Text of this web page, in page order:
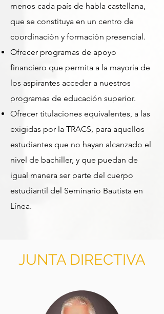
menos cada país de habla castellana,
que se constituya en un centro de
coordinación y formación presencial.
Ofrecer programas de apoyo
financiero que permita a la mayoría de
los aspirantes acceder a nuestros
programas de educación superior.
Ofrecer titulaciones equivalentes, a las
exigidas por la TRACS, para aquellos
estudiantes que no hayan alcanzado el
nivel de bachiller, y que puedan de
igual manera ser parte del cuerpo
estudiantil del Seminario Bautista en
Línea.
JUNTA DIRECTIVA